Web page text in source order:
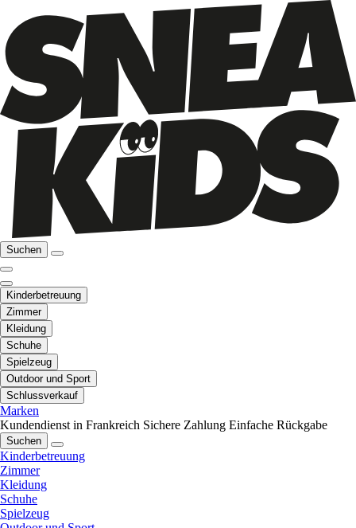
Suchen
Kinderbetreuung
Zimmer
Kleidung
Schuhe
Spielzeug
Outdoor und Sport
Schlussverkauf
Marken
Kundendienst in Frankreich Sichere Zahlung Einfache Rückgabe
Suchen
Kinderbetreuung
Zimmer
Kleidung
Schuhe
Spielzeug